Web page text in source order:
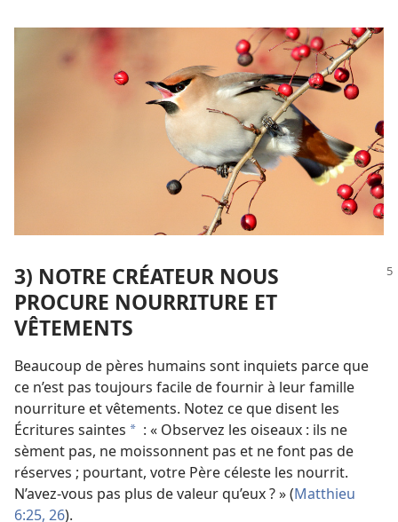
3) NOTRE CRÉATEUR NOUS
PROCURE NOURRITURE ET
VÊTEMENTS
Beaucoup de pères humains sont inquiets parce que
ce n’est pas toujours facile de fournir à leur famille
nourriture et vêtements. Notez ce que disent les
Écritures saintes a : « Observez les oiseaux : ils ne
sèment pas, ne moissonnent pas et ne font pas de
réserves ; pourtant, votre Père céleste les nourrit.
N’avez-​vous pas plus de valeur qu’eux ? » (Matthieu
6:25, 26).